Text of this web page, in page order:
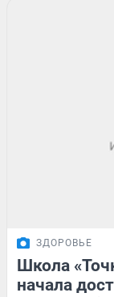
ЗДОРОВЬЕ
Школа
начала